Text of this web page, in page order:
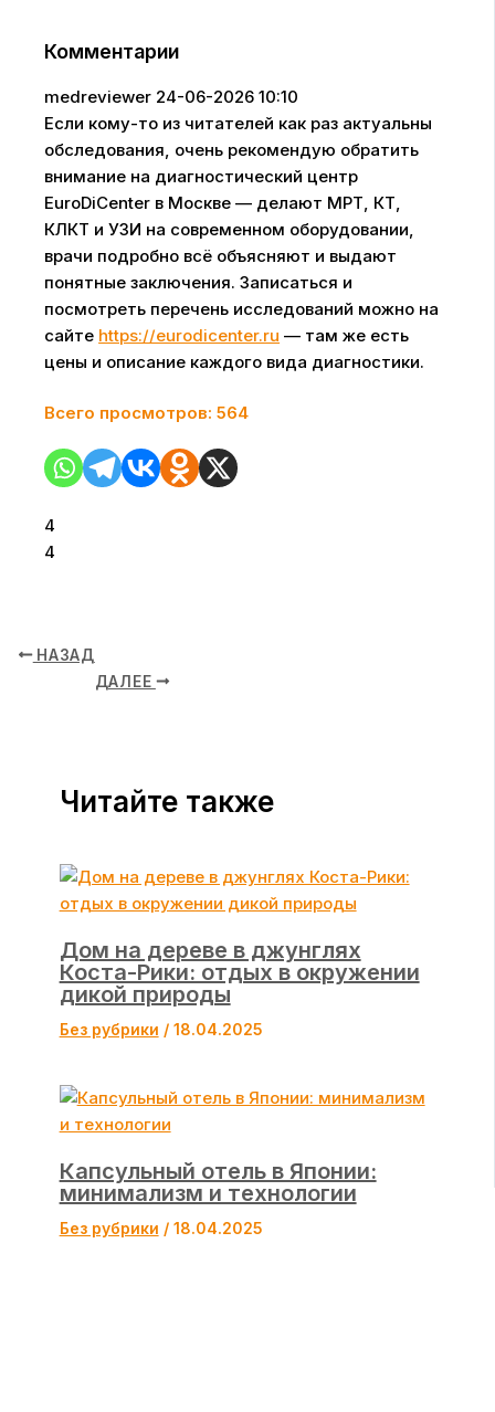
Комментарии
medreviewer 24-06-2026 10:10
Если кому-то из читателей как раз актуальны
обследования, очень рекомендую обратить
внимание на диагностический центр
EuroDiCenter в Москве — делают МРТ, КТ,
КЛКТ и УЗИ на современном оборудовании,
врачи подробно всё объясняют и выдают
понятные заключения. Записаться и
посмотреть перечень исследований можно на
сайте https://eurodicenter.ru — там же есть
цены и описание каждого вида диагностики.
Всего просмотров: 564
4
4
НАЗАД
ДАЛЕЕ
Читайте также
Дом на дереве в джунглях
Коста-Рики: отдых в окружении
дикой природы
Без рубрики / 18.04.2025
Капсульный отель в Японии:
минимализм и технологии
Без рубрики / 18.04.2025